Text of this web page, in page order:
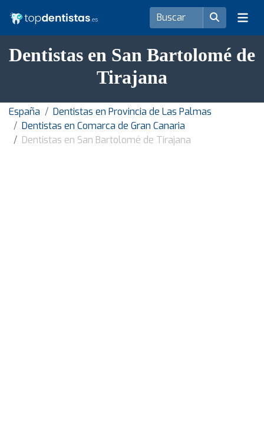
Dentistas en San Bartolomé de
Tirajana
España
Dentistas en Provincia de Las Palmas
Dentistas en Comarca de Gran Canaria
Dentistas en San Bartolomé de Tirajana